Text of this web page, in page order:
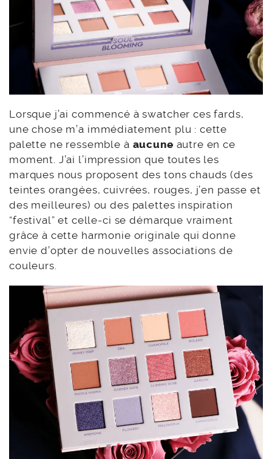
Lorsque j’ai commencé à swatcher ces fards,
une chose m’a immédiatement plu : cette
palette ne ressemble à aucune autre en ce
moment. J’ai l’impression que toutes les
marques nous proposent des tons chauds (des
teintes orangées, cuivrées, rouges, j’en passe et
des meilleures) ou des palettes inspiration
“festival” et celle-ci se démarque vraiment
grâce à cette harmonie originale qui donne
envie d’opter de nouvelles associations de
couleurs.